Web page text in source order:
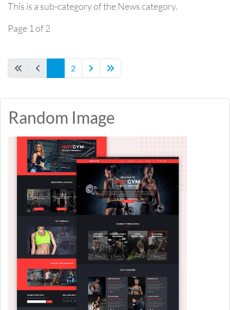
This is a sub-category of the News category.
Page 1 of 2
2
Random Image